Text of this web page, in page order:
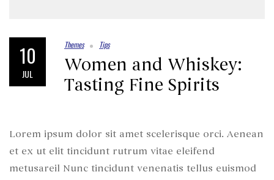
10
JUL
Themes Tips
Women and Whiskey:
Tasting Fine Spirits
Lorem ipsum dolor sit amet scelerisque orci. Aenean
et ex ut elit tincidunt rutrum vitae eleifend
metusareil Nunc tincidunt venenatis tellus euismod